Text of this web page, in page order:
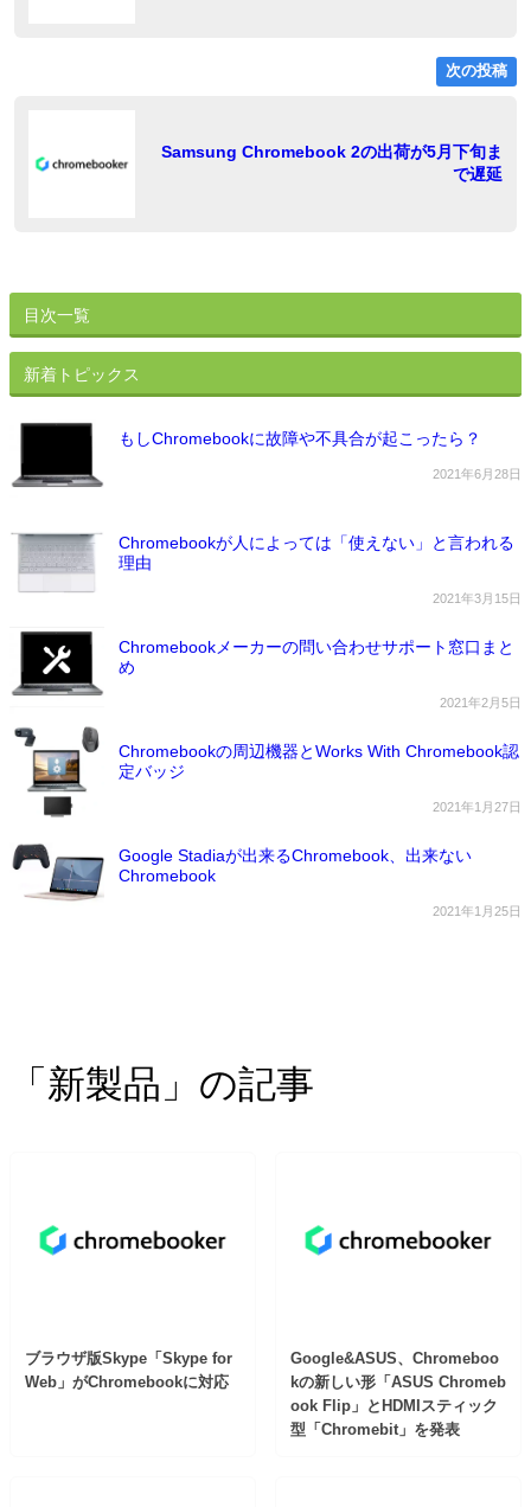
次の投稿
Samsung Chromebook 2の出荷が5月下旬ま
で遅延
目次一覧
新着トピックス
もしChromebookに故障や不具合が起こったら？
2021年6月28日
Chromebookが人によっては「使えない」と言われる
理由
2021年3月15日
Chromebookメーカーの問い合わせサポート窓口まと
め
2021年2月5日
Chromebookの周辺機器とWorks With Chromebook認
定バッジ
2021年1月27日
Google Stadiaが出来るChromebook、出来ない
Chromebook
2021年1月25日
「新製品」の記事
ブラウザ版Skype「Skype for
Web」がChromebookに対応
Google&ASUS、Chromeboo
kの新しい形「ASUS Chromeb
ook Flip」とHDMIスティック
型「Chromebit」を発表